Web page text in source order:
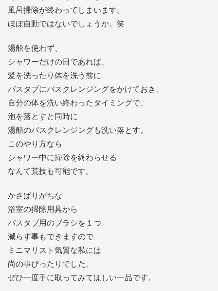
風呂掃除が終わってしまいます。
ほぼ自動ではないでしょうか。笑
湯船を使わず、
シャワーだけの日であれば、
髪を洗ったり体を洗う前に
バスタブにバスクレンジングをかけておき、
自分の体を洗い終わったタイミングで、
泡を落とすと同時に
湯船のバスクレンジングも洗い落とす。
このやり方なら
シャワー中に掃除を終わらせる
なんて荒技も可能です。
かさばりがちな
浴室の掃除用具から
バスタブ用のブラシを１つ
減らす事もできますので
ミニマリスト気質な私には
尚の事ぴったりでした。
ぜひ一度手に取ってみてほしい一品です。